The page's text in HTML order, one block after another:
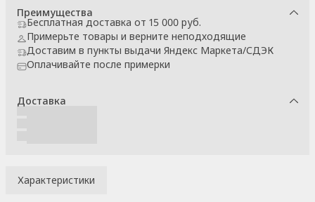
Преимущества
Бесплатная доставка от 15 000 руб.
Примерьте товары и верните неподходящие
Доставим в пункты выдачи Яндекс Маркета/СДЭК
Оплачивайте после примерки
Доставка
Характеристики